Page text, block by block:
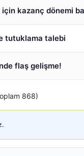
için kazanç dönemi
tutuklama talebi
flaş gelişme!
868)